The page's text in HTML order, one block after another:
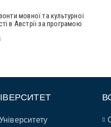
мовної та культурної
в Австрії за програмою